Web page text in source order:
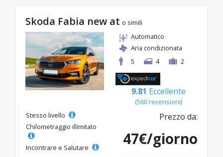
Skoda Fabia new at o simili
Automatico
Aria condizionata
5
4 2
9.81 Eccellente
(560 recensioni)
Stesso livello
Chilometraggio illimitato
Incontrare e Salutare
Prezzo da:
47€/giorno